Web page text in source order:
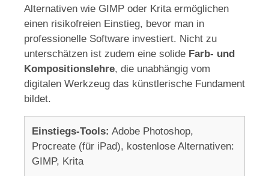
Alternativen wie GIMP oder Krita ermöglichen
einen risikofreien Einstieg, bevor man in
professionelle Software investiert. Nicht zu
unterschätzen ist zudem eine solide Farb- und
Kompositionslehre, die unabhängig vom
digitalen Werkzeug das künstlerische Fundament
bildet.
Einstiegs-Tools: Adobe Photoshop,
Procreate (für iPad), kostenlose Alternativen:
GIMP, Krita